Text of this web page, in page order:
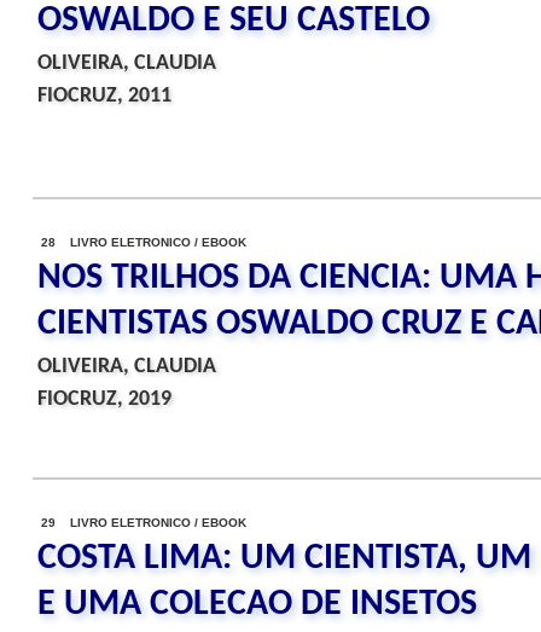
OSWALDO E SEU CASTELO
OLIVEIRA, CLAUDIA
FIOCRUZ, 2011
28 LIVRO ELETRONICO / EBOOK
NOS TRILHOS DA CIENCIA: UMA
CIENTISTAS OSWALDO CRUZ E
OLIVEIRA, CLAUDIA
FIOCRUZ, 2019
29 LIVRO ELETRONICO / EBOOK
COSTA LIMA: UM CIENTISTA, UM
E UMA COLECAO DE INSETOS